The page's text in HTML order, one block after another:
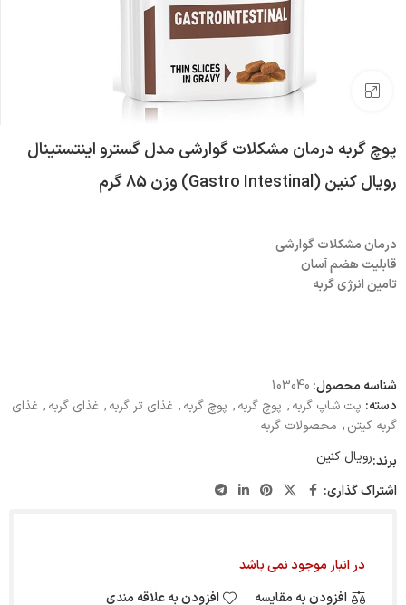
بزرگنمایی تصویر
پوچ گربه درمان مشکلات گوارشی مدل گسترو اینتستینال
رویال کنین (Gastro Intestinal) وزن 85 گرم
درمان مشکلات گوارشی
قابلیت هضم آسان
تامین انرژی گربه
شناسه محصول: 103040
دسته: پت شاپ گربه, پوچ گربه, پوچ گربه, غذای تر گربه, غذای گربه, غذای
گربه کیتن, محصولات گربه
برند:رویال کنین
اشتراک گذاری:
در انبار موجود نمی باشد
افزودن به مقایسه
افزودن به علاقه مندی